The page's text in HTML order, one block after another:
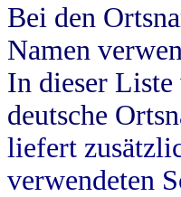
Bei den
Namen
In dieser
deutsche
liefert
verwendeten